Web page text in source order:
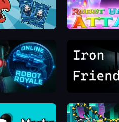
Online Robot Royale